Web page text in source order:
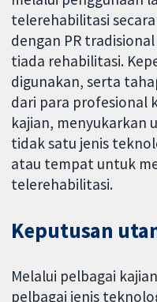
telerehabilitasi
dengan PR
tiada rehabilitasi.
digunakan, serta
dari para profesional
kajian, menyukarkan
tidak satu jenis
atau tempat untuk
telerehabilitasi.
Keputusan
Melalui pelbagai
pelbagai jenis